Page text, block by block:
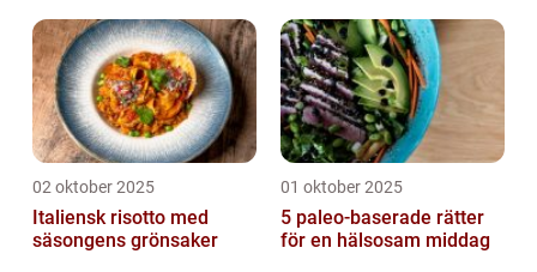
02 oktober 2025
Italiensk risotto med
säsongens grönsaker
01 oktober 2025
5 paleo-baserade rätter
för en hälsosam middag